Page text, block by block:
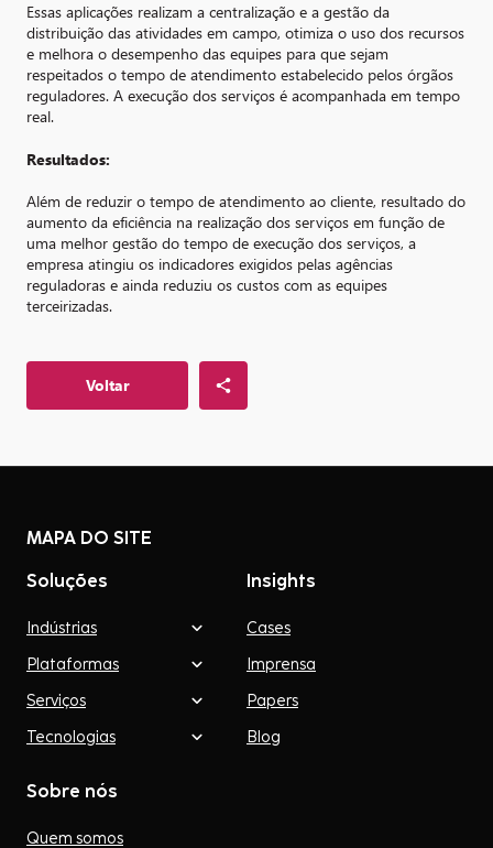
Essas aplicações realizam a centralização e a gestão da
distribuição das atividades em campo, otimiza o uso dos recursos
e melhora o desempenho das equipes para que sejam
respeitados o tempo de atendimento estabelecido pelos órgãos
reguladores. A execução dos serviços é acompanhada em tempo
real.
Resultados:
Além de reduzir o tempo de atendimento ao cliente, resultado do
aumento da eficiência na realização dos serviços em função de
uma melhor gestão do tempo de execução dos serviços, a
empresa atingiu os indicadores exigidos pelas agências
reguladoras e ainda reduziu os custos com as equipes
terceirizadas.
Voltar
MAPA DO SITE
Soluções
Indústrias
Plataformas
Serviços
Tecnologias
Insights
Cases
Imprensa
Papers
Blog
Sobre nós
Quem somos